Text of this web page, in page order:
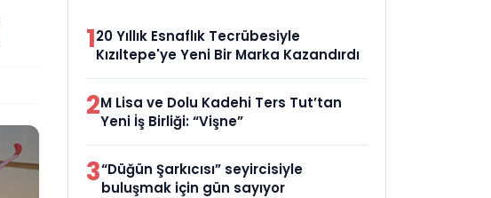
120 Yıllık Esnaflık Tecrübesiyle
Kızıltepe'ye Yeni Bir Marka Kazandırdı
2M Lisa ve Dolu Kadehi Ters Tut’tan
Yeni İş Birliği: “Vişne”
3“Düğün Şarkıcısı” seyircisiyle
buluşmak için gün sayıyor